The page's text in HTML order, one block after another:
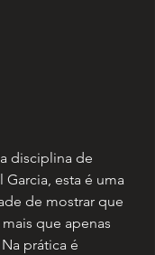
disciplina de
esta é uma
de mostrar que
que apenas
prática é